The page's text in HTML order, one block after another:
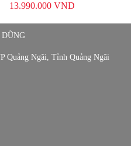
7.990.000 VND
Quảng Ngãi, Tỉnh Quảng Ngãi